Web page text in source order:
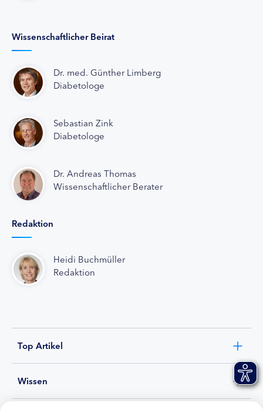
Wissenschaftlicher Beirat
Dr. med. Günther Limberg
Diabetologe
Sebastian Zink
Diabetologe
Dr. Andreas Thomas
Wissenschaftlicher Berater
Redaktion
Heidi Buchmüller
Redaktion
Top Artikel
Wissen